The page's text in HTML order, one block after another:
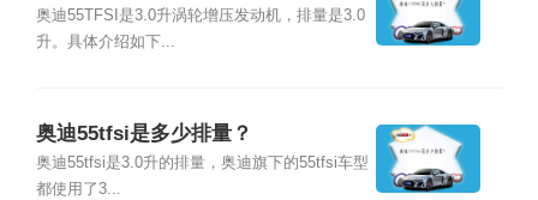
奥迪55TFSI是3.0升涡轮增压发动机，排量是3.0
升。具体介绍如下...
奥迪55tfsi是多少排量？
奥迪55tfsi是3.0升的排量，奥迪旗下的55tfsi车型
都使用了3...